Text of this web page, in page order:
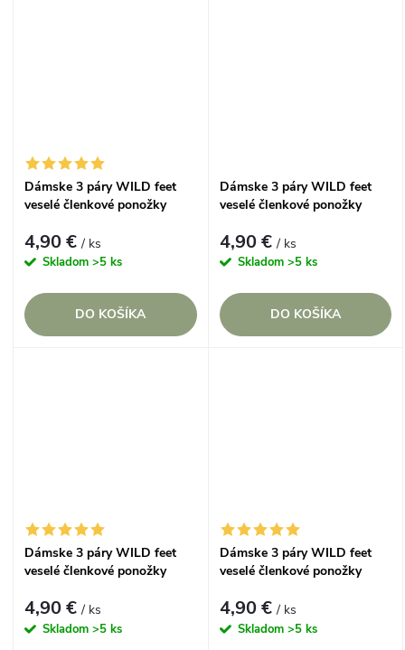
Dámske 3 páry WILD feet
veselé členkové ponožky
4,90 €/ ks
Skladom >5 ks
DO KOŠÍKA
Dámske 3 páry WILD feet
veselé členkové ponožky
4,90 €/ ks
Skladom >5 ks
DO KOŠÍKA
Dámske 3 páry WILD feet
veselé členkové ponožky
4,90 €/ ks
Skladom >5 ks
Dámske 3 páry WILD feet
veselé členkové ponožky
4,90 €/ ks
Skladom >5 ks